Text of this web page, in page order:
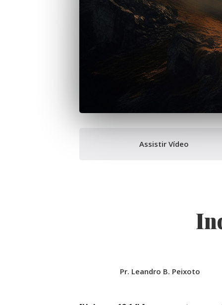
Assistir Vídeo
Pr. Leandro B. Peixoto